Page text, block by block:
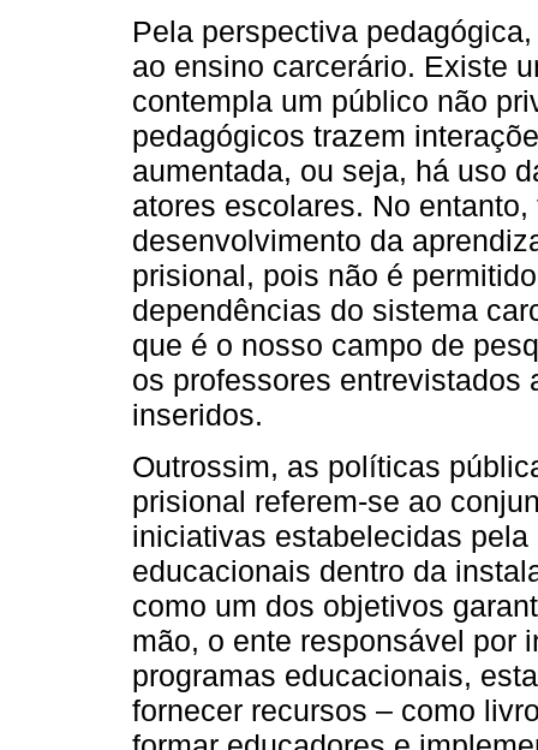
Pela perspectiva
ao ensino carcerário. Existe
contempla um público não
pedagógicos trazem
aumentada, ou seja, há uso
atores escolares. No
desenvolvimento da
prisional, pois não é
dependências do sistema
que é o nosso campo de
os professores entrevistados
inseridos.
Outrossim, as políticas
prisional referem-se ao
iniciativas estabelecidas
educacionais dentro da
como um dos objetivos
mão, o ente responsável por
programas educacionais,
fornecer recursos – como